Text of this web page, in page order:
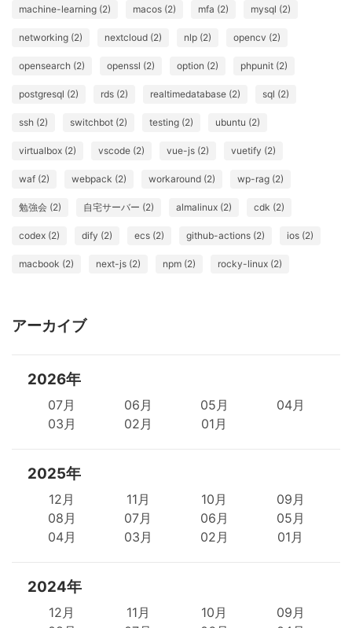
machine-learning (2) macos (2) mfa (2) mysql (2)
networking (2) nextcloud (2) nlp (2) opencv (2)
opensearch (2) openssl (2) option (2) phpunit (2)
postgresql (2) rds (2) realtimedatabase (2) sql (2)
ssh (2) switchbot (2) testing (2) ubuntu (2)
virtualbox (2) vscode (2) vue-js (2) vuetify (2)
waf (2) webpack (2) workaround (2) wp-rag (2)
勉強会 (2) 自宅サーバー (2) almalinux (2) cdk (2)
codex (2) dify (2) ecs (2) github-actions (2) ios (2)
macbook (2) next-js (2) npm (2) rocky-linux (2)
アーカイブ
2026年
07月 06月 05月
04月
03月
02月 01月
2025年
12月 11月 10月
09月
08月
07月 06月
05月
04月
03月 02月 01月
2024年
12月 11月 10月
09月